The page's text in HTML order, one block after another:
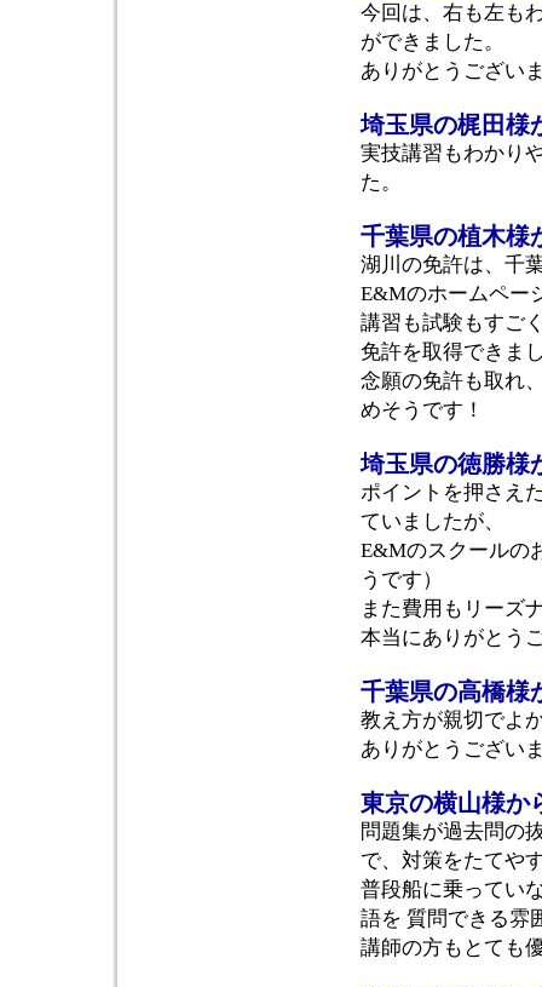
今回は、右も左も
ができました。
ありがとうござい
埼玉県の梶田
実技講習もわかり
た。
千葉県の植木
湖川の免許は、千
E&Mのホームペー
講習も試験もすご
免許を取得できま
念願の免許も取れ
めそうです！
埼玉県の徳勝
ポイントを押さえ
ていましたが、
E&Mのスクールの
うです）
また費用もリーズ
本当にありがとう
千葉県の高橋
教え方が親切でよ
ありがとうござい
東京の横山様
問題集が過去問の
で、対策をたてや
普段船に乗ってい
語を 質問できる雰
講師の方もとても